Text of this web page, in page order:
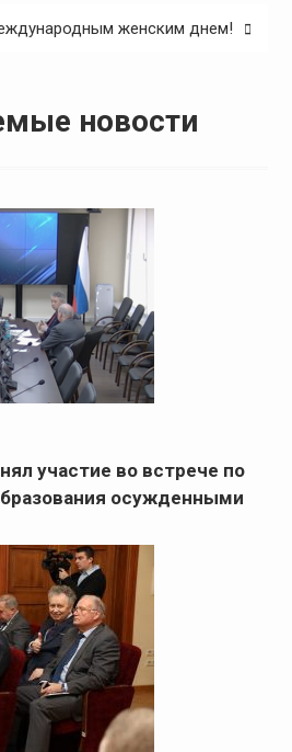
женским днем!
новости
участие во встрече по
осужденными